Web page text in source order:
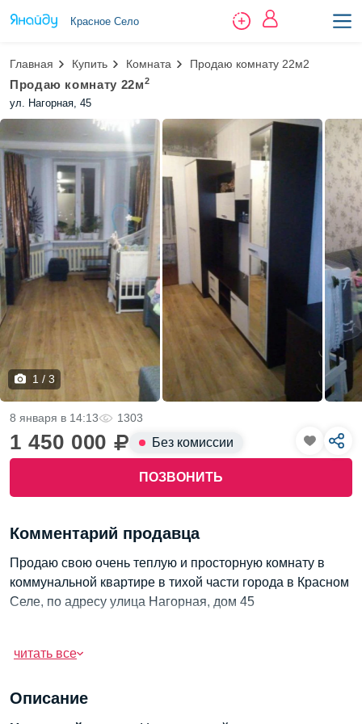
Красное Село
Главная Купить Комната Продаю комнату 22м2
Продаю комнату 22м2
ул. Нагорная, 45
1 / 3
1 450 000 Без комиссии
ПОЗВОНИТЬ
8 января в 14:13 1303
Описание
Комментарий продавца
Продаю свою очень теплую и просторную комнату в
коммунальной квартире в тихой части города в Красном
Селе, по адресу улица Нагорная, дом 45
комфортном 2ом этаже 3х этажного ухоженного
район с развитой инфраструктурой, около дома много
читать все